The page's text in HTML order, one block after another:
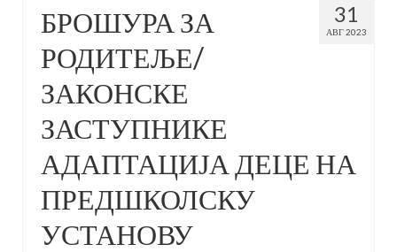
31
АВГ 2023
БРОШУРА ЗА
РОДИТЕЉЕ/
ЗАКОНСКЕ
ЗАСТУПНИКЕ
АДАПТАЦИЈА ДЕЦЕ НА
ПРЕДШКОЛСКУ
УСТАНОВУ